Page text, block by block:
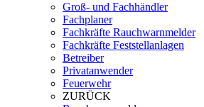
Groß- und Fachhändler
Fachplaner
Fachkräfte Rauchwarnmelder
Fachkräfte Feststellanlagen
Betreiber
Privatanwender
Feuerwehr
ZURÜCK